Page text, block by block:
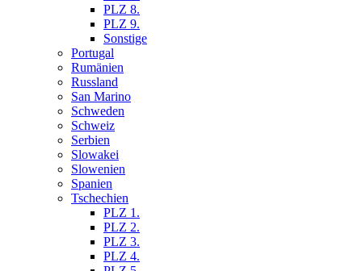
PLZ 8.
PLZ 9.
Sonstige
Portugal
Rumänien
Russland
San Marino
Schweden
Schweiz
Serbien
Slowakei
Slowenien
Spanien
Tschechien
PLZ 1.
PLZ 2.
PLZ 3.
PLZ 4.